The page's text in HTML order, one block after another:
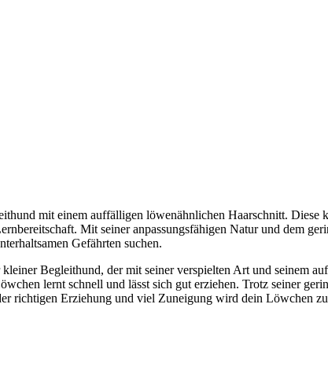
mit einem auffälligen löwenähnlichen Haarschnitt.
Mit seiner anpassungsfähigen Natur und dem
Gefährten suchen.
Begleithund, der mit seiner verspielten Art und seinem
lernt schnell und lässt sich gut erziehen. Trotz seiner
richtigen Erziehung und viel Zuneigung wird dein Löwchen